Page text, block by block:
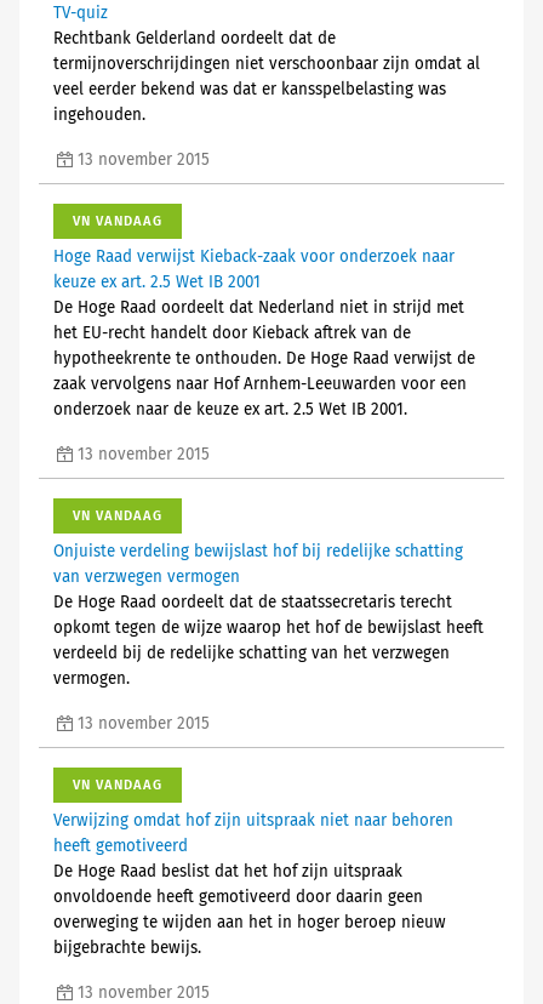
TV-quiz
Rechtbank Gelderland oordeelt dat de
termijnoverschrijdingen niet verschoonbaar zijn omdat al
veel eerder bekend was dat er kansspelbelasting was
ingehouden.
13 november 2015
VN VANDAAG
Hoge Raad verwijst Kieback-zaak voor onderzoek naar
keuze ex art. 2.5 Wet IB 2001
De Hoge Raad oordeelt dat Nederland niet in strijd met
het EU-recht handelt door Kieback aftrek van de
hypotheekrente te onthouden. De Hoge Raad verwijst de
zaak vervolgens naar Hof Arnhem-Leeuwarden voor een
onderzoek naar de keuze ex art. 2.5 Wet IB 2001.
13 november 2015
VN VANDAAG
Onjuiste verdeling bewijslast hof bij redelijke schatting
van verzwegen vermogen
De Hoge Raad oordeelt dat de staatssecretaris terecht
opkomt tegen de wijze waarop het hof de bewijslast heeft
verdeeld bij de redelijke schatting van het verzwegen
vermogen.
13 november 2015
VN VANDAAG
Verwijzing omdat hof zijn uitspraak niet naar behoren
heeft gemotiveerd
De Hoge Raad beslist dat het hof zijn uitspraak
onvoldoende heeft gemotiveerd door daarin geen
overweging te wijden aan het in hoger beroep nieuw
bijgebrachte bewijs.
13 november 2015